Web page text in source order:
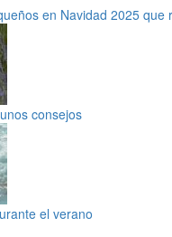
en Navidad 2025
consejos
el verano